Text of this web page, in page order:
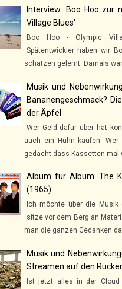
Interview: Boo Hoo zur
Village Blues'
Boo Hoo - Olympic
Spätentwickler haben wir
schätzen gelernt. Damals
Musik und
Bananengeschmack?
der Äpfel
Wer Geld dafür über hat
auch ein Huhn kaufen.
gedacht dass Kassetten mal
Album für Album: The
(1965)
Ich möchte über die Musik
sitze vor dem Berg an
man die ganzen Gedanken
Musik und
Streamen auf den
Ist jetzt alles in der